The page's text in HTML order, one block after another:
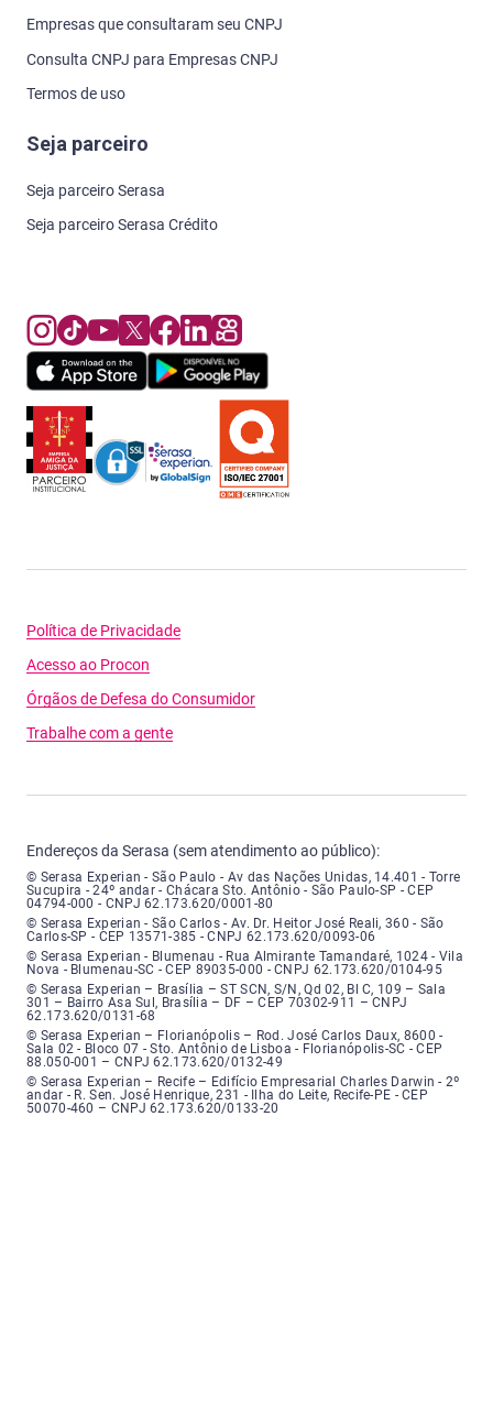
Empresas que consultaram seu CNPJ
Consulta CNPJ para Empresas CNPJ
Termos de uso
Seja parceiro
Seja parceiro Serasa
Seja parceiro Serasa Crédito
Política de Privacidade
Acesso ao Procon
Órgãos de Defesa do Consumidor
Trabalhe com a gente
Endereços da Serasa (sem atendimento ao público):
Serasa Experian - São Paulo - Endereço: Avenida das Nações Unidas,
© Serasa Experian - São Paulo - Av das Nações Unidas, 14.401 - Torre
Sucupira - 24º andar - Chácara Sto. Antônio - São Paulo-SP - CEP
04794-000 - CNPJ 62.173.620/0001-80
Serasa Experian - São Carlos - Endereço: Avenida Doutor Heitor José
© Serasa Experian - São Carlos - Av. Dr. Heitor José Reali, 360 - São
Carlos-SP - CEP 13571-385 - CNPJ 62.173.620/0093-06
Serasa Experian - Blumenau - Endereço: Rua Almirante Tamandaré,
© Serasa Experian - Blumenau - Rua Almirante Tamandaré, 1024 - Vila
Nova - Blumenau-SC - CEP 89035-000 - CNPJ 62.173.620/0104-95
Serasa Experian - Brasília, Endereço: Setor Comercial Norte, sem
© Serasa Experian – Brasília – ST SCN, S/N, Qd 02, Bl C, 109 – Sala
301 – Bairro Asa Sul, Brasília – DF – CEP 70302-911 – CNPJ
62.173.620/0131-68
Serasa Experian - Florianópolis, Endereço: Rodovia José Carlos, número
© Serasa Experian – Florianópolis – Rod. José Carlos Daux, 8600 -
Sala 02 - Bloco 07 - Sto. Antônio de Lisboa - Florianópolis-SC - CEP
88.050-001 – CNPJ 62.173.620/0132-49
Serasa Experian - Recife, Endereço: Edifício Empresarial Charles Darwin,
© Serasa Experian – Recife – Edifício Empresarial Charles Darwin - 2º
andar - R. Sen. José Henrique, 231 - Ilha do Leite, Recife-PE - CEP
50070-460 – CNPJ 62.173.620/0133-20